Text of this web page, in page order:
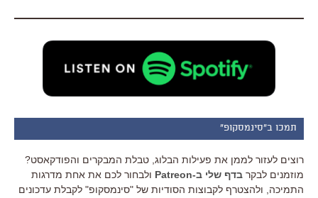
תמכו ב"סינמסקופ"
רוצים לעזור לממן את פעילות הבלוג, טבלת המבקרים והפודקאסט?
מוזמנים לבקר בדף שלי ב-Patreon
ולבחור לכם את אחת מדרגות
התמיכה, ולהצטרף לקבוצות הסודיות של "סינמסקופ" לקבלת עדכונים